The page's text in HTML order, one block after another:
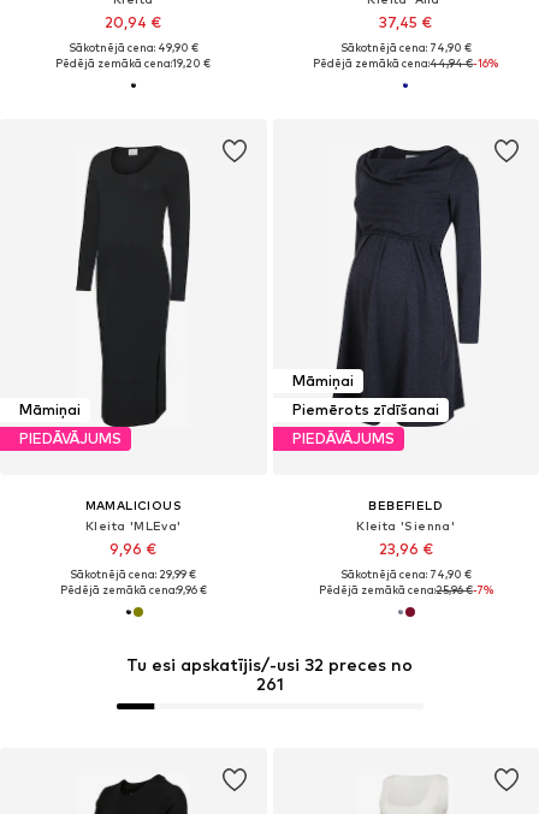
20,94 €
Sākotnējā cena: 49,90 €
Pēdējā zemākā cena:19,20 €
37,45 €
Sākotnējā cena: 74,90 €
Pēdējā zemākā cena:44,94 €-16%
Māmiņai
PIEDĀVĀJUMS
MAMALICIOUS
Kleita 'MLEva'
9,96 €
Sākotnējā cena: 29,99 €
Pēdējā zemākā cena:9,96 €
Māmiņai
Piemērots zīdīšanai
PIEDĀVĀJUMS
BEBEFIELD
Kleita 'Sienna'
23,96 €
Sākotnējā cena: 74,90 €
Pēdējā zemākā cena:25,96 €-7%
Tu esi apskatījis/-usi 32 preces no
261